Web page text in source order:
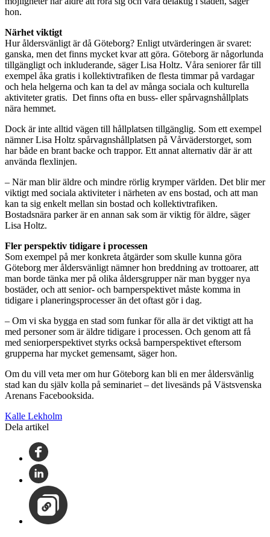
hon.
Närhet viktigt
Hur åldersvänligt är då Göteborg? Enligt utvärderingen är svaret:
ganska, men det finns mycket kvar att göra. Göteborg är någorlunda
tillgängligt och inkluderande, säger Lisa Holtz. Våra seniorer får till
exempel åka gratis i kollektivtrafiken de flesta timmar på vardagar
och hela helgerna och kan ta del av många sociala och kulturella
aktiviteter gratis. Det finns ofta en buss- eller spårvagnshållplats
nära hemmet.
Dock är inte alltid vägen till hållplatsen tillgänglig. Som ett exempel
nämner Lisa Holtz spårvagnshållplatsen på Vårväderstorget, som
har både en brant backe och trappor. Ett annat alternativ där är att
använda flexlinjen.
– När man blir äldre och mindre rörlig krymper världen. Det blir mer
viktigt med sociala aktiviteter i närheten av ens bostad, och att man
kan ta sig enkelt mellan sin bostad och kollektivtrafiken.
Bostadsnära parker är en annan sak som är viktig för äldre, säger
Lisa Holtz.
Fler perspektiv tidigare i processen
Som exempel på mer konkreta åtgärder som skulle kunna göra
Göteborg mer åldersvänligt nämner hon breddning av trottoarer, att
man borde tänka mer på olika åldersgrupper när man bygger nya
bostäder, och att senior- och barnperspektivet måste komma in
tidigare i planeringsprocesser än det oftast gör i dag.
– Om vi ska bygga en stad som funkar för alla är det viktigt att ha
med personer som är äldre tidigare i processen. Och genom att få
med seniorperspektivet styrks också barnperspektivet eftersom
grupperna har mycket gemensamt, säger hon.
Om du vill veta mer om hur Göteborg kan bli en mer åldersvänlig
stad kan du själv kolla på seminariet – det livesänds på Västsvenska
Arenans Facebooksida.
Kalle Lekholm
Dela artikel